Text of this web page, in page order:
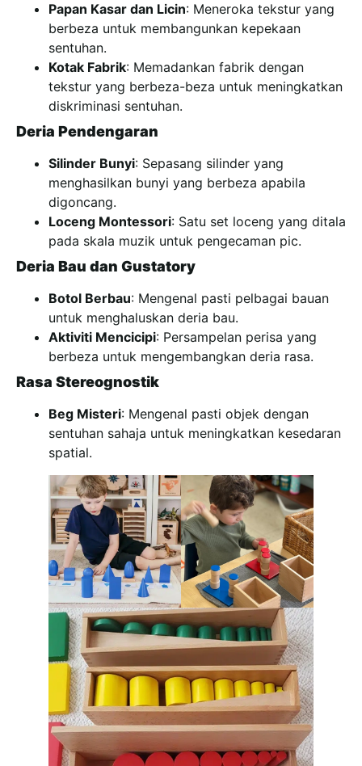
Papan Kasar dan Licin: Meneroka tekstur yang
berbeza untuk membangunkan kepekaan
sentuhan.
Kotak Fabrik: Memadankan fabrik dengan
tekstur yang berbeza-beza untuk meningkatkan
diskriminasi sentuhan.
Deria Pendengaran
Silinder Bunyi: Sepasang silinder yang
menghasilkan bunyi yang berbeza apabila
digoncang.
Loceng Montessori: Satu set loceng yang ditala
pada skala muzik untuk pengecaman pic.
Deria Bau dan Gustatory
Botol Berbau: Mengenal pasti pelbagai bauan
untuk menghaluskan deria bau.
Aktiviti Mencicipi: Persampelan perisa yang
berbeza untuk mengembangkan deria rasa.
Rasa Stereognostik
Beg Misteri: Mengenal pasti objek dengan
sentuhan sahaja untuk meningkatkan kesedaran
spatial.